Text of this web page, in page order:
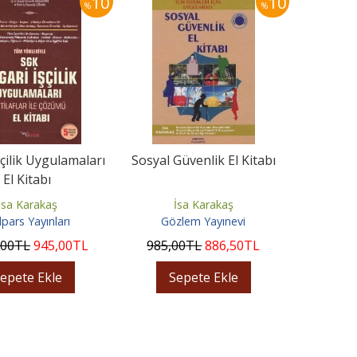
%
Uygulamaları
El Kitabı
Karakaş
Yayınları
TL945,00TL
Ekle
%
Sosyal Güvenlik El Kitabı
İsa Karakaş
Gözlem Yayınevi
985,00TL886,50TL
Sepete Ekle